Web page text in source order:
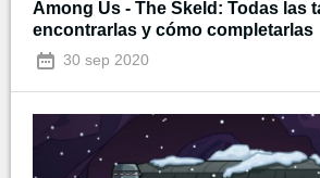
Among Us - The Skeld: Todas las
encontrarlas y cómo completarlas
30 sep 2020